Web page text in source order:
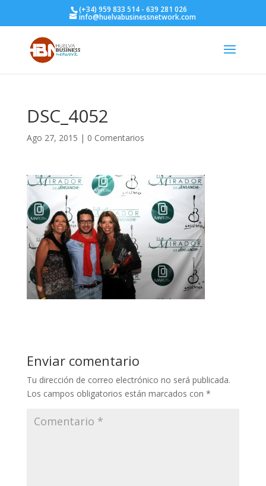
(+34) 959 833 514 - 639 281 026
info@huelvabusinessnetwork.com
DSC_4052
Ago 27, 2015 | 0 Comentarios
Enviar comentario
Tu dirección de correo electrónico no será publicada.
Los campos obligatorios están marcados con *